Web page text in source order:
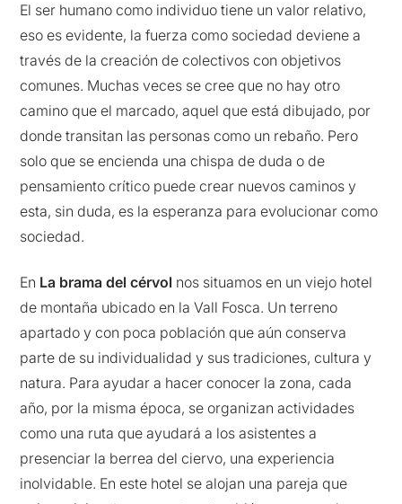
El ser humano como individuo tiene un valor relativo,
eso es evidente, la fuerza como sociedad deviene a
través de la creación de colectivos con objetivos
comunes. Muchas veces se cree que no hay otro
camino que el marcado, aquel que está dibujado, por
donde transitan las personas como un rebaño. Pero
solo que se encienda una chispa de duda o de
pensamiento crítico puede crear nuevos caminos y
esta, sin duda, es la esperanza para evolucionar como
sociedad.
En La brama del cérvol nos situamos en un viejo hotel
de montaña ubicado en la Vall Fosca. Un terreno
apartado y con poca población que aún conserva
parte de su individualidad y sus tradiciones, cultura y
natura. Para ayudar a hacer conocer la zona, cada
año, por la misma época, se organizan actividades
como una ruta que ayudará a los asistentes a
presenciar la berrea del ciervo, una experiencia
inolvidable. En este hotel se alojan una pareja que